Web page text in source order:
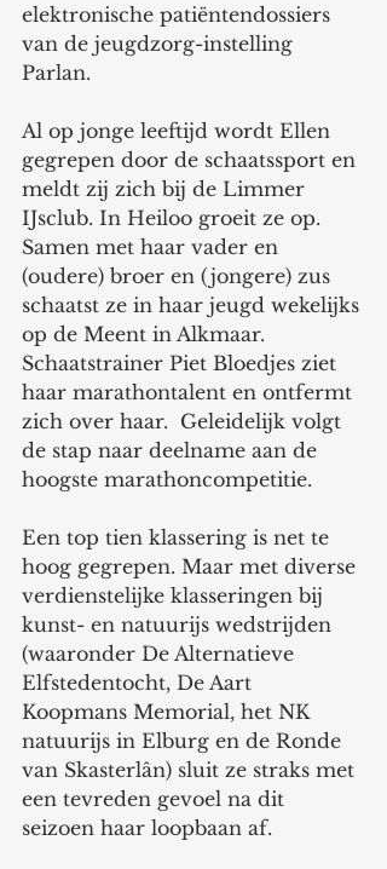
elektronische patiëntendossiers
van de jeugdzorg-instelling
Parlan.
Al op jonge leeftijd wordt Ellen
gegrepen door de schaatssport en
meldt zij zich bij de Limmer
IJsclub. In Heiloo groeit ze op.
Samen met haar vader en
(oudere) broer en (jongere) zus
schaatst ze in haar jeugd wekelijks
op de Meent in Alkmaar.
Schaatstrainer Piet Bloedjes ziet
haar marathontalent en ontfermt
zich over haar.  Geleidelijk volgt
de stap naar deelname aan de
hoogste marathoncompetitie.
Een top tien klassering is net te
hoog gegrepen. Maar met diverse
verdienstelijke klasseringen bij
kunst- en natuurijs wedstrijden
(waaronder De Alternatieve
Elfstedentocht, De Aart
Koopmans Memorial, het NK
natuurijs in Elburg en de Ronde
van Skasterlân) sluit ze straks met
een tevreden gevoel na dit
seizoen haar loopbaan af.